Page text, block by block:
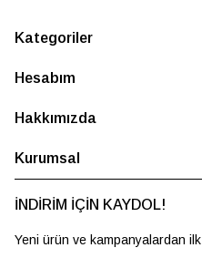
Kategoriler
Hesabım
Hakkımızda
Kurumsal
İNDİRİM İÇİN KAYDOL!
Yeni ürün ve kampanyalardan